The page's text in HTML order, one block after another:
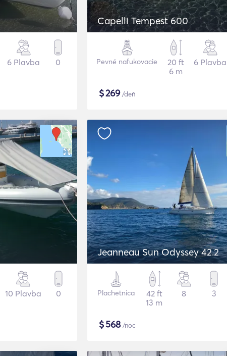
6 Plavba 0
Capelli Tempest 600
Pevné nafukovacie
20 ft
6 m
6 Plavba
$269/deň
10 Plavba 0
Jeanneau Sun Odyssey 42.2
Plachetnica
42 ft
13 m
8 3
$568/noc